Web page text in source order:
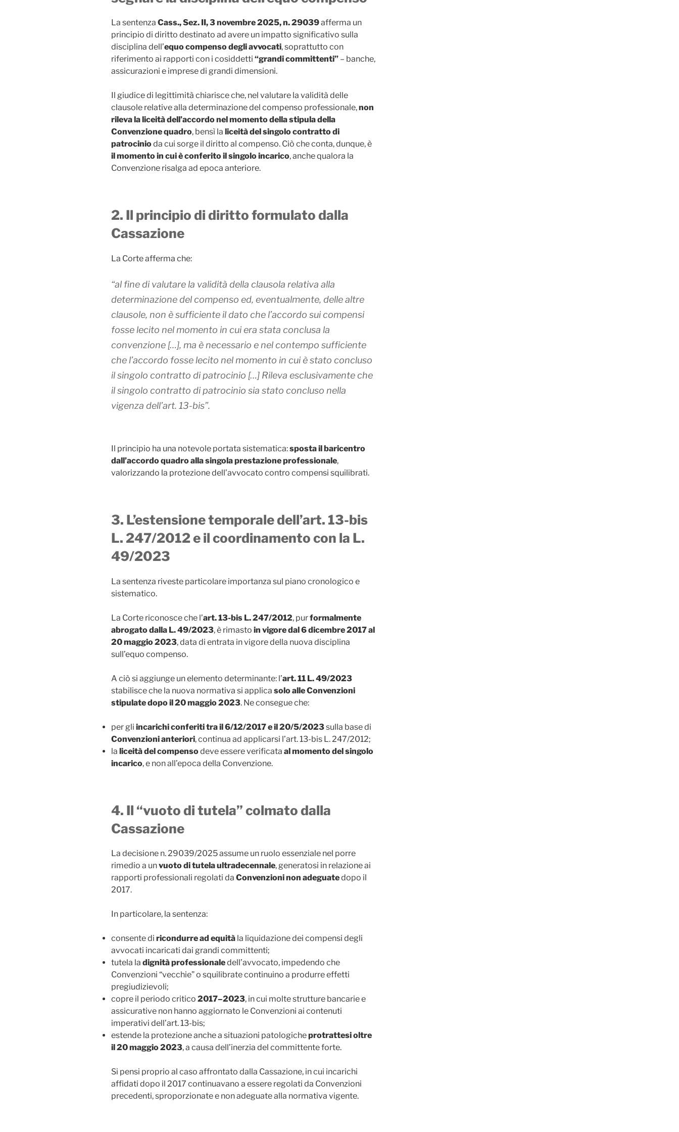
La sentenza Cass., Sez. II, 3 novembre 2025, n. 29039afferma un
principio di diritto destinato ad avere un impatto significativo sulla
disciplina dell’equo compenso degli avvocati, soprattutto con
riferimento ai rapporti con i cosiddetti “grandi committenti” – banche,
assicurazioni e imprese di grandi dimensioni.
Il giudice di legittimità chiarisce che, nel valutare la validità delle
clausole relative alla determinazione del compenso professionale,non
rileva la liceità dell’accordo nel momento della stipula della
Convenzione quadro, bensì la liceità del singolo contratto di
patrocinioda cui sorge il diritto al compenso. Ciò che conta, dunque, è
il momento in cui è conferito il singolo incarico, anche qualora la
Convenzione risalga ad epoca anteriore.
2. Il principio di diritto formulato dalla
Cassazione
La Corte afferma che:
“al fine di valutare la validità della clausola relativa alla
determinazione del compenso ed, eventualmente, delle altre
clausole, non è sufficiente il dato che l’accordo sui compensi
fosse lecito nel momento in cui era stata conclusa la
convenzione […], ma è necessario e nel contempo sufficiente
che l’accordo fosse lecito nel momento in cui è stato concluso
il singolo contratto di patrocinio […] Rileva esclusivamente che
il singolo contratto di patrocinio sia stato concluso nella
vigenza dell’art. 13-bis”.
Il principio ha una notevole portata sistematica:sposta il baricentro
dall’accordo quadro alla singola prestazione professionale,
valorizzando la protezione dell’avvocato contro compensi squilibrati.
3. L’estensione temporale dell’art. 13-bis
L. 247/2012 e il coordinamento con la L.
49/2023
La sentenza riveste particolare importanza sul piano cronologico e
sistematico.
La Corte riconosce che l’art. 13-bis L. 247/2012, purformalmente
abrogato dalla L. 49/2023, è rimasto in vigore dal 6 dicembre 2017 al
20 maggio 2023, data di entrata in vigore della nuova disciplina
sull’equo compenso.
A ciò si aggiunge un elemento determinante: l’art. 11 L. 49/2023
stabilisce che la nuova normativa si applica solo alle Convenzioni
stipulate dopo il 20 maggio 2023. Ne consegue che:
per gli incarichi conferiti tra il 6/12/2017 e il 20/5/2023sulla base di
Convenzioni anteriori, continua ad applicarsi l’art. 13-bis L. 247/2012;
la liceità del compensodeve essere verificata al momento del singolo
incarico, e non all’epoca della Convenzione.
4. Il “vuoto di tutela” colmato dalla
Cassazione
La decisione n. 29039/2025 assume un ruolo essenziale nel porre
rimedio a unvuoto di tutela ultradecennale, generatosi in relazione ai
rapporti professionali regolati da Convenzioni non adeguatedopo il
2017.
In particolare, la sentenza:
consente di ricondurre ad equità la liquidazione dei compensi degli
avvocati incaricati dai grandi committenti;
tutela la dignità professionaledell’avvocato, impedendo che
Convenzioni “vecchie” o squilibrate continuino a produrre effetti
pregiudizievoli;
copre il periodo critico 2017–2023, in cui molte strutture bancarie e
assicurative non hanno aggiornato le Convenzioni ai contenuti
imperativi dell’art. 13-bis;
estende la protezione anche a situazioni patologicheprotrattesi oltre
il 20 maggio 2023, a causa dell’inerzia del committente forte.
Si pensi proprio al caso affrontato dalla Cassazione, in cui incarichi
affidati dopo il 2017 continuavano a essere regolati da Convenzioni
precedenti, sproporzionate e non adeguate alla normativa vigente.